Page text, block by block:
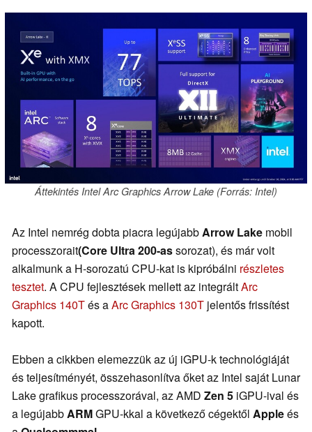
Áttekintés Intel Arc Graphics Arrow Lake (Forrás: Intel)
Az Intel nemrég dobta piacra legújabbArrow Lake mobil
processzorait(Core Ultra 200-assorozat), és már volt
alkalmunk a H-sorozatú CPU-kat is kipróbálni részletes
tesztet. A CPU fejlesztések mellett az integráltArc
Graphics 140Tés aArc Graphics 130T jelentős frissítést
kapott.
Ebben a cikkben elemezzük az új iGPU-k technológiáját
és teljesítményét, összehasonlítva őket az Intel saját Lunar
Lake grafikus processzorával, az AMD Zen 5 iGPU-ival és
a legújabbARMGPU-kkal a következő cégektől Appleés